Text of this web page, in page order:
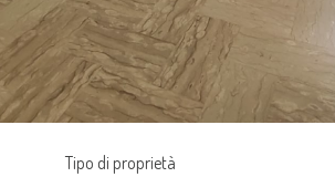
Tipo di proprietà